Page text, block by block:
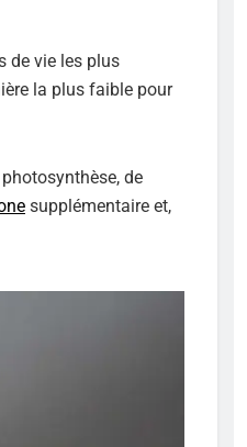
de vie les plus
la plus faible pour
de
supplémentaire et,